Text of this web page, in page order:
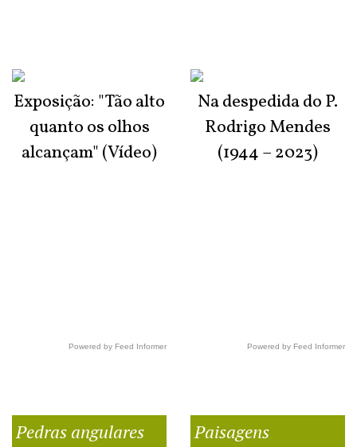
Exposição: "Tão alto
quanto os olhos
alcançam" (Vídeo)
Powered by Feed Informer
Na despedida do P.
Rodrigo Mendes
(1944 – 2023)
Powered by Feed Informer
Pedras angulares Paisagens